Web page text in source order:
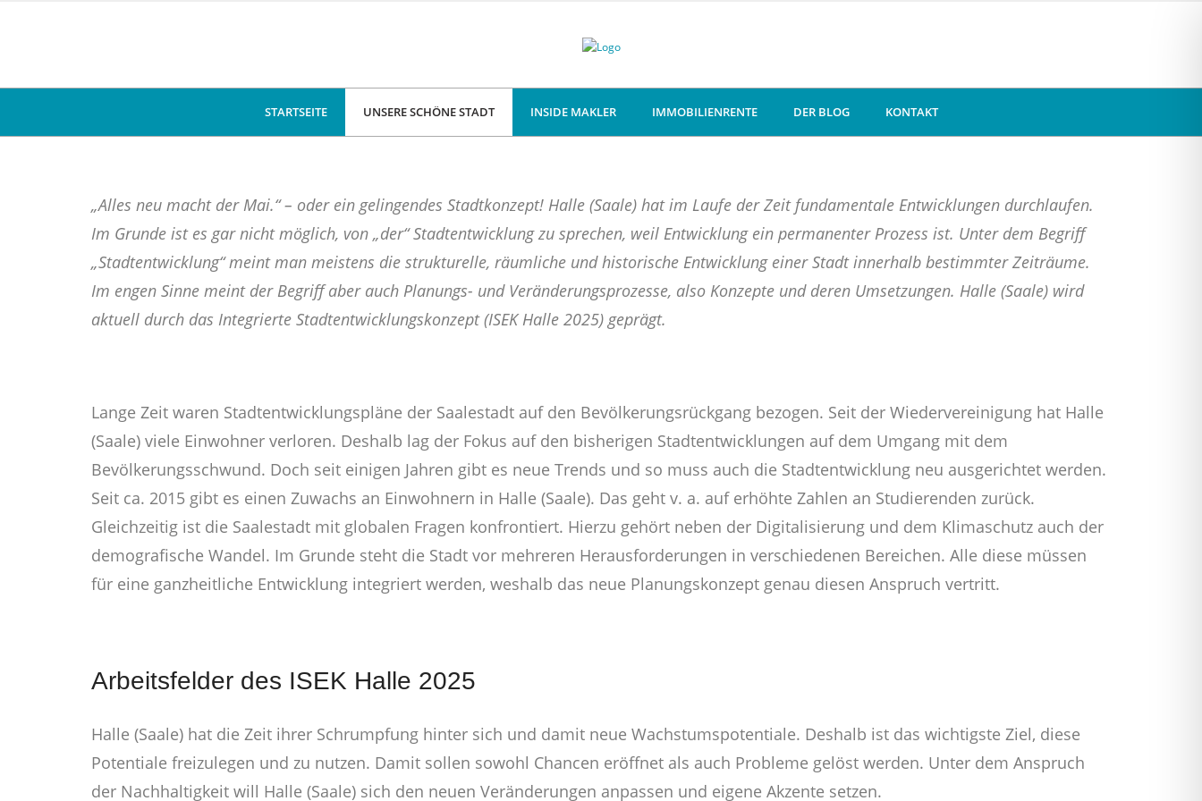
STARTSEITE UNSERE SCHÖNE STADT INSIDE MAKLER IMMOBILIENRENTE DER BLOG KONTAKT
„Alles neu macht der Mai.“ – oder ein gelingendes Stadtkonzept! Halle (Saale) hat im Laufe der Zeit fundamentale Entwicklungen durchlaufen.
Im Grunde ist es gar nicht möglich, von „der“ Stadtentwicklung zu sprechen, weil Entwicklung ein permanenter Prozess ist. Unter dem Begriff
„Stadtentwicklung“ meint man meistens die strukturelle, räumliche und historische Entwicklung einer Stadt innerhalb bestimmter Zeiträume.
Im engen Sinne meint der Begriff aber auch Planungs- und Veränderungsprozesse, also Konzepte und deren Umsetzungen. Halle (Saale) wird
aktuell durch das Integrierte Stadtentwicklungskonzept (ISEK Halle 2025) geprägt.
Lange Zeit waren Stadtentwicklungspläne der Saalestadt auf den Bevölkerungsrückgang bezogen. Seit der Wiedervereinigung hat Halle
(Saale) viele Einwohner verloren. Deshalb lag der Fokus auf den bisherigen Stadtentwicklungen auf dem Umgang mit dem
Bevölkerungsschwund. Doch seit einigen Jahren gibt es neue Trends und so muss auch die Stadtentwicklung neu ausgerichtet werden.
Seit ca. 2015 gibt es einen Zuwachs an Einwohnern in Halle (Saale). Das geht v. a. auf erhöhte Zahlen an Studierenden zurück.
Gleichzeitig ist die Saalestadt mit globalen Fragen konfrontiert. Hierzu gehört neben der Digitalisierung und dem Klimaschutz auch der
demografische Wandel. Im Grunde steht die Stadt vor mehreren Herausforderungen in verschiedenen Bereichen. Alle diese müssen
für eine ganzheitliche Entwicklung integriert werden, weshalb das neue Planungskonzept genau diesen Anspruch vertritt.
Arbeitsfelder des ISEK Halle 2025
Halle (Saale) hat die Zeit ihrer Schrumpfung hinter sich und damit neue Wachstumspotentiale. Deshalb ist das wichtigste Ziel, diese
Potentiale freizulegen und zu nutzen. Damit sollen sowohl Chancen eröffnet als auch Probleme gelöst werden. Unter dem Anspruch
der Nachhaltigkeit will Halle (Saale) sich den neuen Veränderungen anpassen und eigene Akzente setzen.